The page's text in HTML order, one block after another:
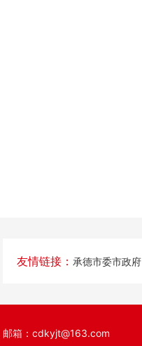
友情链接： 承德市委市政府
邮箱：cdkyjt@163.com